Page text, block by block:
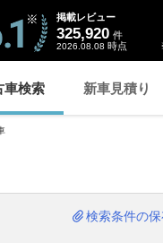
掲載レビュー
325,920 件
2026.08.08 時点
車検索 新車見積り
検索条件の